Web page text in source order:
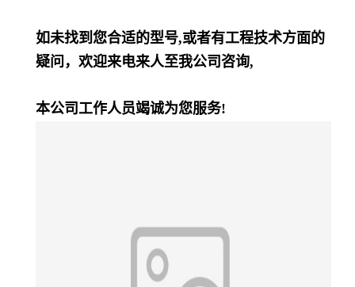
如未找到您合适的型号,或者有工程技术方面的
疑问，欢迎来电来人至我公司咨询,
本公司工作人员竭诚为您服务!